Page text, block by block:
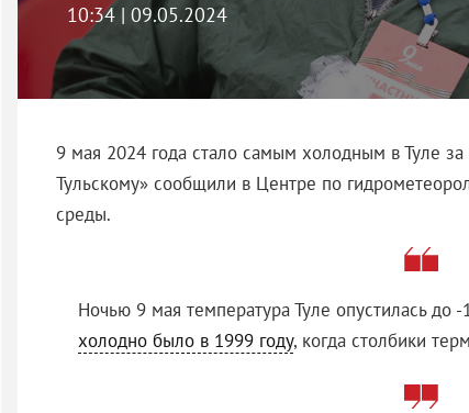
10:34 | 09.05.2024
9 мая 2024 года стало самым холодным в Туле
Тульскому» сообщили в Центре по
среды.
Ночью 9 мая температура Туле опустилась до
холодно было в 1999 году, когда столбики